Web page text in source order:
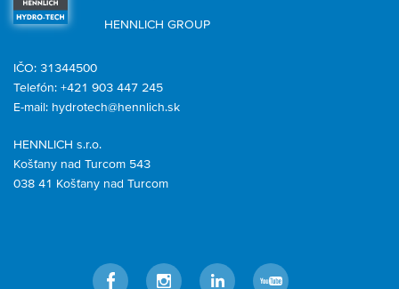
HENNLICH GROUP
HENNLICH s.r.o.
Košťany nad Turcom 543
038 41 Košťany nad Turcom
IČO: 31344500
Telefón: +421 903 447 245
E-mail: hydrotech@hennlich.sk